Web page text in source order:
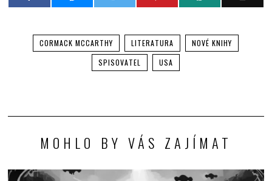
CORMACK MCCARTHY LITERATURA
NOVÉ KNIHY
SPISOVATEL
USA
MOHLO BY VÁS ZAJÍMAT